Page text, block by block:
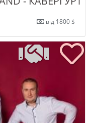
від 1800 $